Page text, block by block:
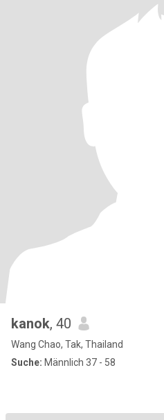
kanok, 40
Wang Chao, Tak, Thailand
Suche: Männlich 37 - 58